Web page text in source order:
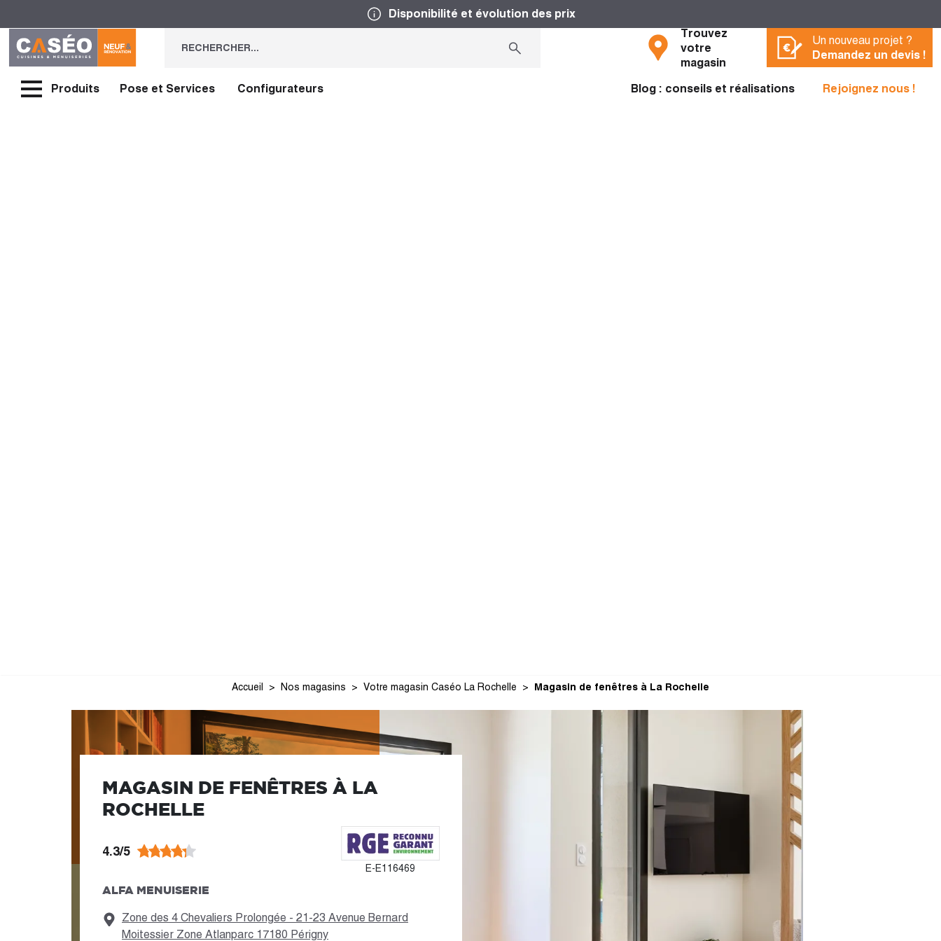
Disponibilité et évolution des prix
Trouvez
votre
magasin
Un nouveau projet ?
Demandez un devis !
Produits Pose et Services Configurateurs Blog : conseils et réalisations Rejoignez nous !
Accueil Nos magasins Votre magasin Caséo La Rochelle Magasin de fenêtres à La Rochelle
MAGASIN DE FENÊTRES À LA
ROCHELLE
4.3/5
E-E116469
ALFA MENUISERIE
Zone des 4 Chevaliers Prolongée - 21-23 Avenue Bernard
Moitessier Zone Atlanparc 17180 Périgny